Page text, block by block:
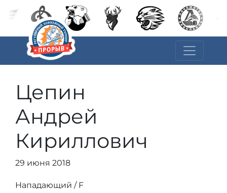
Цепин
Андрей
Кириллович
29 июня 2018
Нападающий / F